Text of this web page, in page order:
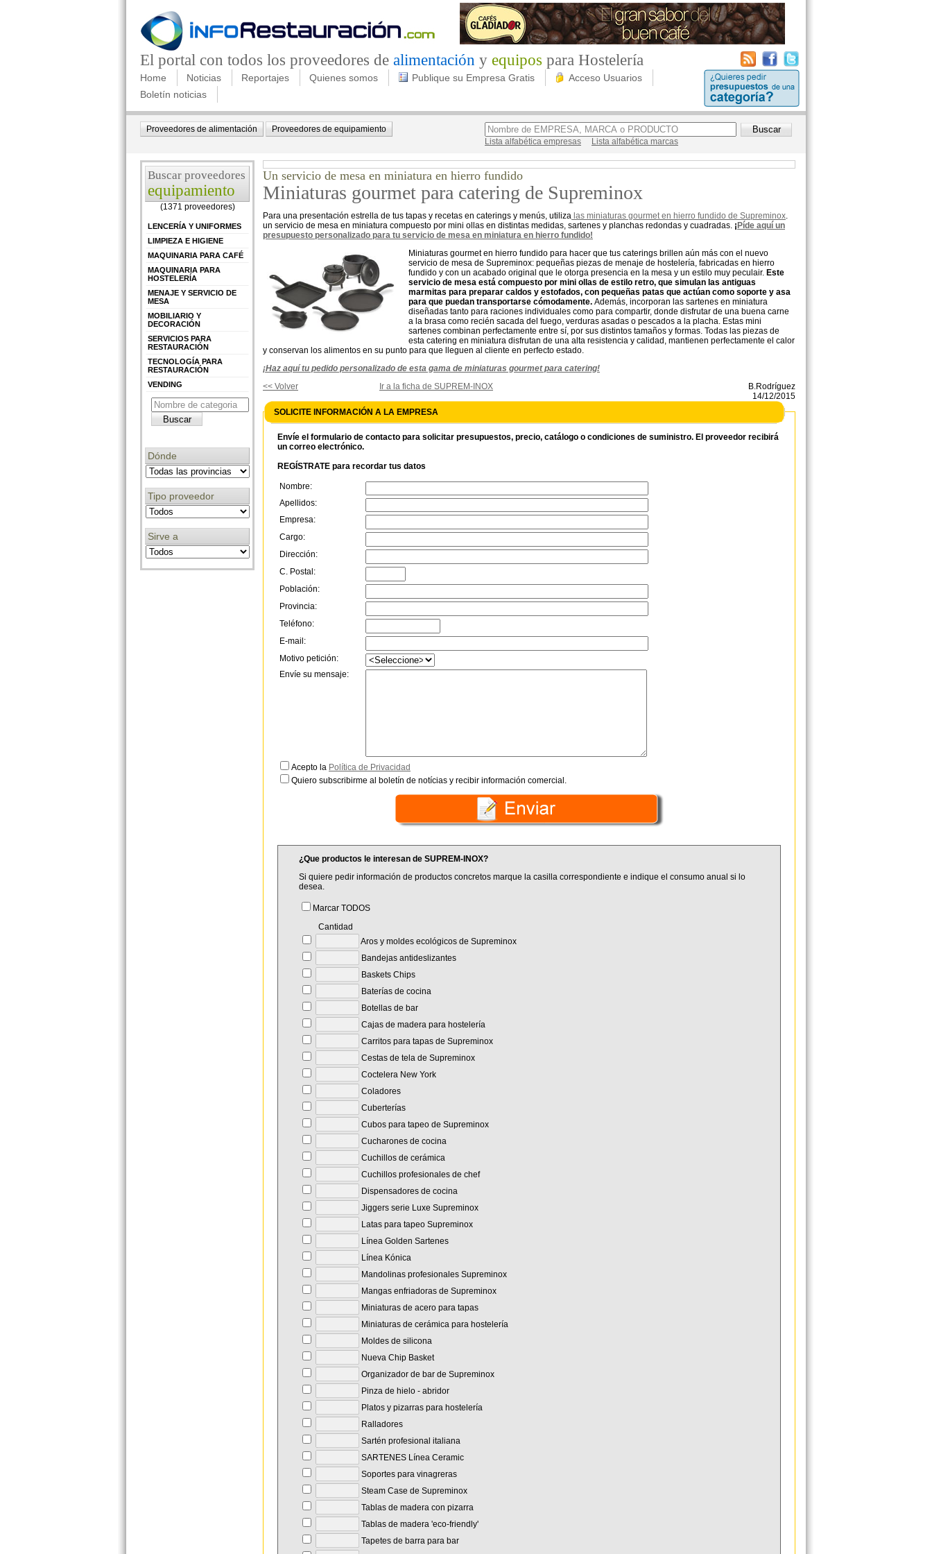
El portal con todos los proveedores de alimentación y equipos para Hostelería
Home Noticias Reportajes Quienes somos Publique su Empresa Gratis
Acceso Usuarios
Boletín noticias
Proveedores de alimentación
Proveedores de equipamiento
Lista alfabética empresas
Lista alfabética marcas
Buscar proveedores
equipamiento
(1371 proveedores)
LENCERÍA Y UNIFORMES
LIMPIEZA E HIGIENE
MAQUINARIA PARA CAFÉ
MAQUINARIA PARA
HOSTELERÍA
MENAJE Y SERVICIO DE
MESA
MOBILIARIO Y
DECORACIÓN
SERVICIOS PARA
RESTAURACIÓN
TECNOLOGÍA PARA
RESTAURACIÓN
VENDING
Dónde
Tipo proveedor
Sirve a
Un servicio de mesa en miniatura en hierro fundido
Miniaturas gourmet para catering de Supreminox
Para una presentación estrella de tus tapas y recetas en caterings y menús, utiliza las miniaturas gourmet en hierro fundido de Supreminox.
un servicio de mesa en miniatura compuesto por mini ollas en distintas medidas, sartenes y planchas redondas y cuadradas. ¡ Píde aquí un
presupuesto personalizado para tu servicio de mesa en miniatura en hierro fundido!
Miniaturas gourmet en hierro fundido para hacer que tus caterings brillen aún más con el nuevo
servicio de mesa de Supreminox: pequeñas piezas de menaje de hostelería, fabricadas en hierro
fundido y con un acabado original que le otorga presencia en la mesa y un estilo muy peculair. Este
servicio de mesa está compuesto por mini ollas de estilo retro, que simulan las antiguas
marmitas para preparar caldos y estofados, con pequeñas patas que actúan como soporte y asa
para que puedan transportarse cómodamente. Además, incorporan las sartenes en miniatura
diseñadas tanto para raciones individuales como para compartir, donde disfrutar de una buena carne
a la brasa como recién sacada del fuego, verduras asadas o pescados a la placha. Estas mini
sartenes combinan perfectamente entre sí, por sus distintos tamaños y formas. Todas las piezas de
esta catering en miniatura disfrutan de una alta resistencia y calidad, mantienen perfectamente el calor
y conservan los alimentos en su punto para que lleguen al cliente en perfecto estado.
¡Haz aquí tu pedido personalizado de esta gama de miniaturas gourmet para catering!
<< Volver
Ir a la ficha de SUPREM-INOX
B.Rodríguez
14/12/2015
SOLICITE INFORMACIÓN A LA EMPRESA
Envíe el formulario de contacto para solicitar presupuestos, precio, catálogo o condiciones de suministro. El proveedor recibirá
un correo electrónico.
REGÍSTRATE para recordar tus datos
Nombre:
Apellidos:
Empresa:
Cargo:
Dirección:
C. Postal:
Población:
Provincia:
Teléfono:
E-mail:
Motivo petición:
Envíe su mensaje:
Acepto la Política de Privacidad
Quiero subscribirme al boletín de notícias y recibir información comercial.
¿Que productos le interesan de SUPREM-INOX?
Si quiere pedir información de productos concretos marque la casilla correspondiente e indique el consumo anual si lo
desea.
Marcar TODOS
Cantidad
Aros y moldes ecológicos de Supreminox
Bandejas antideslizantes
Baskets Chips
Baterías de cocina
Botellas de bar
Cajas de madera para hostelería
Carritos para tapas de Supreminox
Cestas de tela de Supreminox
Coctelera New York
Coladores
Cuberterías
Cubos para tapeo de Supreminox
Cucharones de cocina
Cuchillos de cerámica
Cuchillos profesionales de chef
Dispensadores de cocina
Jiggers serie Luxe Supreminox
Latas para tapeo Supreminox
Línea Golden Sartenes
Línea Kónica
Mandolinas profesionales Supreminox
Mangas enfriadoras de Supreminox
Miniaturas de acero para tapas
Miniaturas de cerámica para hostelería
Moldes de silicona
Nueva Chip Basket
Organizador de bar de Supreminox
Pinza de hielo - abridor
Platos y pizarras para hostelería
Ralladores
Sartén profesional italiana
SARTENES Línea Ceramic
Soportes para vinagreras
Steam Case de Supreminox
Tablas de madera con pizarra
Tablas de madera 'eco-friendly'
Tapetes de barra para bar